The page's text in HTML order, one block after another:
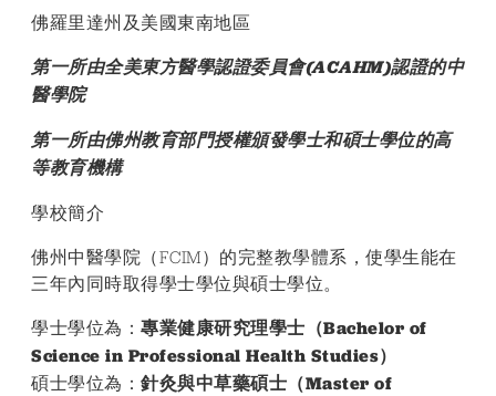
佛羅里達州及美國東南地區
第一所由全美東方醫學認證委員會(ACAHM)認證的中
醫學院
第一所由佛州教育部門授權頒發學士和碩士學位的高
等教育機構
學校簡介
佛州中醫學院（FCIM）的完整教學體系，使學生能在
三年內同時取得學士學位與碩士學位。
學士學位為： 專業健康研究理學士（Bachelor of
Science in Professional Health Studies）
碩士學位為： 針灸與中草藥碩士（Master of